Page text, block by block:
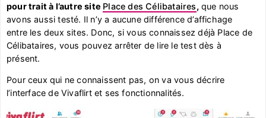
pour trait à l’autre site Place des Célibataires, que nous
avons aussi testé. Il n’y a aucune différence d’affichage
entre les deux sites. Donc, si vous connaissez déjà Place de
Célibataires, vous pouvez arrêter de lire le test dès à
présent.
Pour ceux qui ne connaissent pas, on va vous décrire
l’interface de Vivaflirt et ses fonctionnalités.